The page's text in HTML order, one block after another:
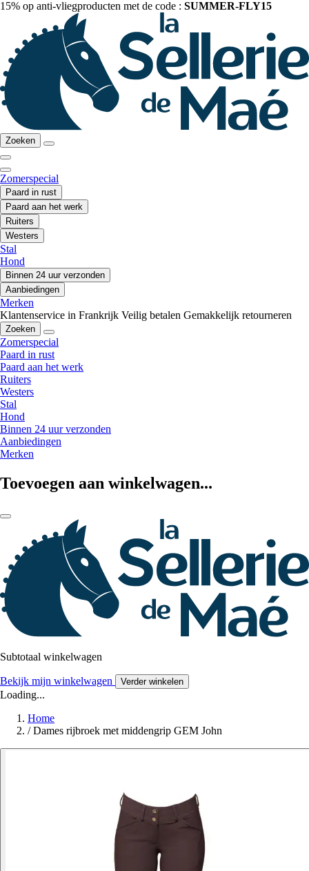
15% op anti-vliegproducten met de code : SUMMER-FLY15
Zoeken
Zomerspecial
Paard in rust
Paard aan het werk
Ruiters
Westers
Stal
Hond
Binnen 24 uur verzonden
Aanbiedingen
Merken
Klantenservice in Frankrijk Veilig betalen Gemakkelijk retourneren
Zoeken
Zomerspecial
Paard in rust
Paard aan het werk
Ruiters
Westers
Stal
Hond
Binnen 24 uur verzonden
Aanbiedingen
Merken
Toevoegen aan winkelwagen...
Subtotaal winkelwagen
Bekijk mijn winkelwagen Verder winkelen
Loading...
Home
/ Dames rijbroek met middengrip GEM John